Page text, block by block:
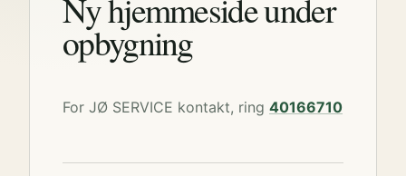
Ny hjemmeside under
opbygning
For JØ SERVICE kontakt, ring 40166710